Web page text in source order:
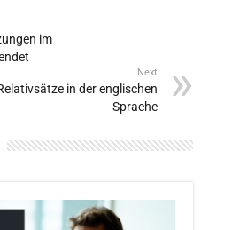
im
Next
in der englischen
Sprache